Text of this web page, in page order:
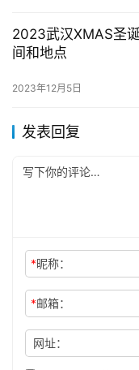
2023武汉XMAS圣
间和地点
2023年12月5日
发表回复
*昵称：
*邮箱：
网址：